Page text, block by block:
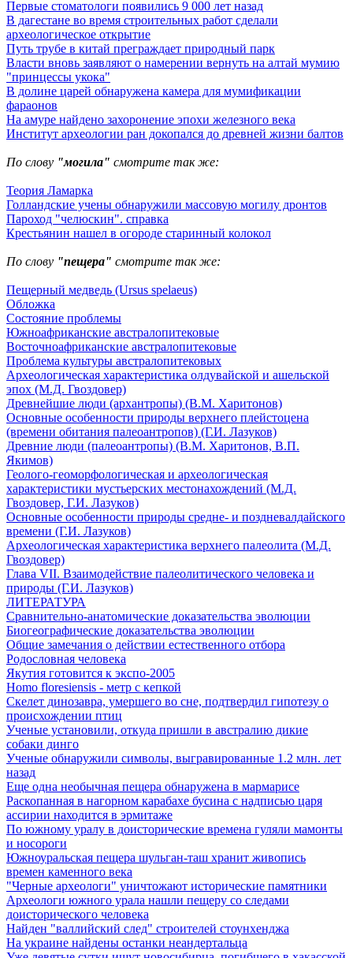
Первые стоматологи появились 9 000 лет назад
В дагестане во время строительных работ сделали
археологическое открытие
Путь трубе в китай преграждает природный парк
Власти вновь заявляют о намерении вернуть на алтай мумию
"принцессы укока"
В долине царей обнаружена камера для мумификации
фараонов
На амуре найдено захоронение эпохи железного века
Институт археологии ран докопался до древней жизни балтов
По слову "могила" смотрите так же:
Теория Ламарка
Голландские учены обнаружили массовую могилу дронтов
Пароход "челюскин". справка
Крестьянин нашел в огороде старинный колокол
По слову "пещера" смотрите так же:
Пещерный медведь (Ursus spelaeus)
Обложка
Состояние проблемы
Южноафриканские австралопитековые
Восточноафриканские австралопитековые
Проблема культуры австралопитековых
Археологическая характеристика олдувайской и ашельской
эпох (М.Д. Гвоздовер)
Древнейшие люди (архантропы) (В.М. Харитонов)
Основные особенности природы верхнего плейстоцена
(времени обитания палеоантропов) (Г.И. Лазуков)
Древние люди (палеоантропы) (В.М. Харитонов, В.П.
Якимов)
Геолого-геоморфологическая и археологическая
характеристики мустьерских местонахождений (М.Д.
Гвоздовер, Г.И. Лазуков)
Основные особенности природы средне- и поздневалдайского
времени (Г.И. Лазуков)
Археологическая характеристика верхнего палеолита (М.Д.
Гвоздовер)
Глава VII. Взаимодействие палеолитического человека и
природы (Г.И. Лазуков)
ЛИТЕРАТУРА
Сравнительно-анатомические доказательства эволюции
Биогеографические доказательства эволюции
Общие замечания о действии естественного отбора
Родословная человека
Якутия готовится к экспо-2005
Homo floresiensis - метр с кепкой
Скелет динозавра, умершего во сне, подтвердил гипотезу о
происхождении птиц
Ученые установили, откуда пришли в австралию дикие
собаки динго
Ученые обнаружили символы, выгравированные 1.2 млн. лет
назад
Еще одна необычная пещера обнаружена в мармарисе
Раскопанная в нагорном карабахе бусина с надписью царя
ассирии находится в эрмитаже
По южному уралу в доисторические времена гуляли мамонты
и носороги
Южноуральская пещера шульган-таш хранит живопись
времен каменного века
"Черные археологи" уничтожают исторические памятники
Археологи южного урала нашли пещеру со следами
доисторического человека
Найден "валлийский след" строителей стоунхенджа
На украине найдены останки неандертальца